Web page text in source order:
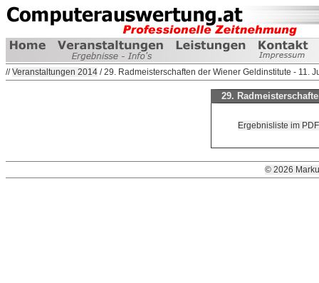
//Veranstaltungen 2014 / 29. Radmeisterschaften der Wiener Geldinstitute - 11.
29.
Ergebnisliste im
© 2026